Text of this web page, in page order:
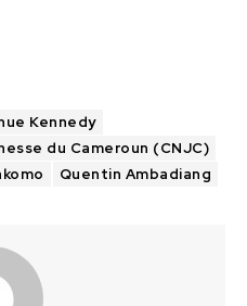
Kennedy
du Cameroun (CNJC)
Quentin Ambadiang